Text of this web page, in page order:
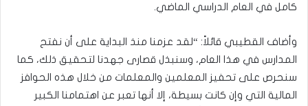
كامل في العام الدراسي الماضي.
وأضاف القطيبي قائلاً: “لقد عزمنا منذ البداية على أن نفتح
المدارس في هذا العام، وسنبذل قصارى جهدنا لتحقيق ذلك، كما
سنحرص على تحفيز المعلمين والمعلمات من خلال هذه الحوافز
المالية التي وإن كانت بسيطة، إلا أنها تعبر عن اهتمامنا الكبير